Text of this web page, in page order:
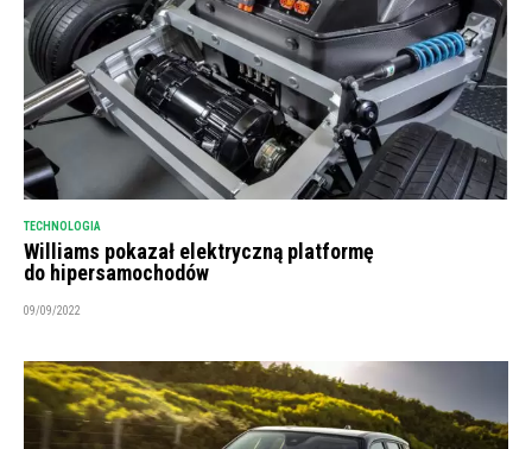
TECHNOLOGIA
Williams pokazał elektryczną platformę
do hipersamochodów
09/09/2022